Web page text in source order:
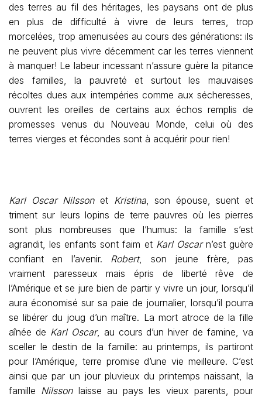
des terres au fil des héritages, les paysans ont de plus
en plus de difficulté à vivre de leurs terres, trop
morcelées, trop amenuisées au cours des générations: ils
ne peuvent plus vivre décemment car les terres viennent
à manquer! Le labeur incessant n’assure guère la pitance
des familles, la pauvreté et surtout les mauvaises
récoltes dues aux intempéries comme aux sécheresses,
ouvrent les oreilles de certains aux échos remplis de
promesses venus du Nouveau Monde, celui où des
terres vierges et fécondes sont à acquérir pour rien!
Karl Oscar Nilssonet Kristina, son épouse, suent et
triment sur leurs lopins de terre pauvres où les pierres
sont plus nombreuses que l’humus: la famille s’est
agrandit, les enfants sont faim et Karl Oscarn’est guère
confiant en l’avenir. Robert, son jeune frère, pas
vraiment paresseux mais épris de liberté rêve de
l’Amérique et se jure bien de partir y vivre un jour, lorsqu’il
aura économisé sur sa paie de journalier, lorsqu’il pourra
se libérer du joug d’un maître. La mort atroce de la fille
aînée de Karl Oscar, au cours d’un hiver de famine, va
sceller le destin de la famille: au printemps, ils partiront
pour l’Amérique, terre promise d’une vie meilleure. C’est
ainsi que par un jour pluvieux du printemps naissant, la
famille Nilssonlaisse au pays les vieux parents, pour